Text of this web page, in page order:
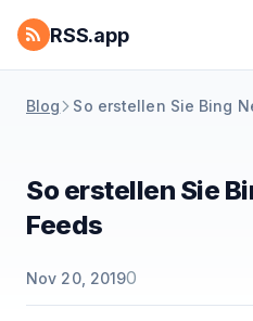
RSS.app
Blog So erstellen Sie Bing
So erstellen Sie
Feeds
Nov 20, 20190